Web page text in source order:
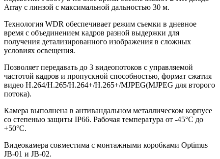
Array с линзой с максимальной дальностью 30 м.
Технология WDR обеспечивает режим съемки в дневное
время с объединением кадров разной выдержки для
получения детализированного изображения в сложных
условиях освещения.
Позволяет передавать до 3 видеопотоков с управляемой
частотой кадров и пропускной способностью, формат сжатия
видео Н.264/H.265/Н.264+/H.265+/MJPEG(MJPEG для второго
потока).
Камера выполнена в антивандальном металлическом корпусе
со степенью защиты IP66. Рабочая температура от -45°С до
+50°С.
Видеокамера совместима с монтажными коробками Optimus
JB-01 и JB-02.